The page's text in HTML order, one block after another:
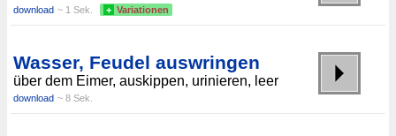
download ~ 1 Sek. + Variationen
Wasser, Feudel auswringen
über dem Eimer, auskippen, urinieren, leer
download ~ 8 Sek.